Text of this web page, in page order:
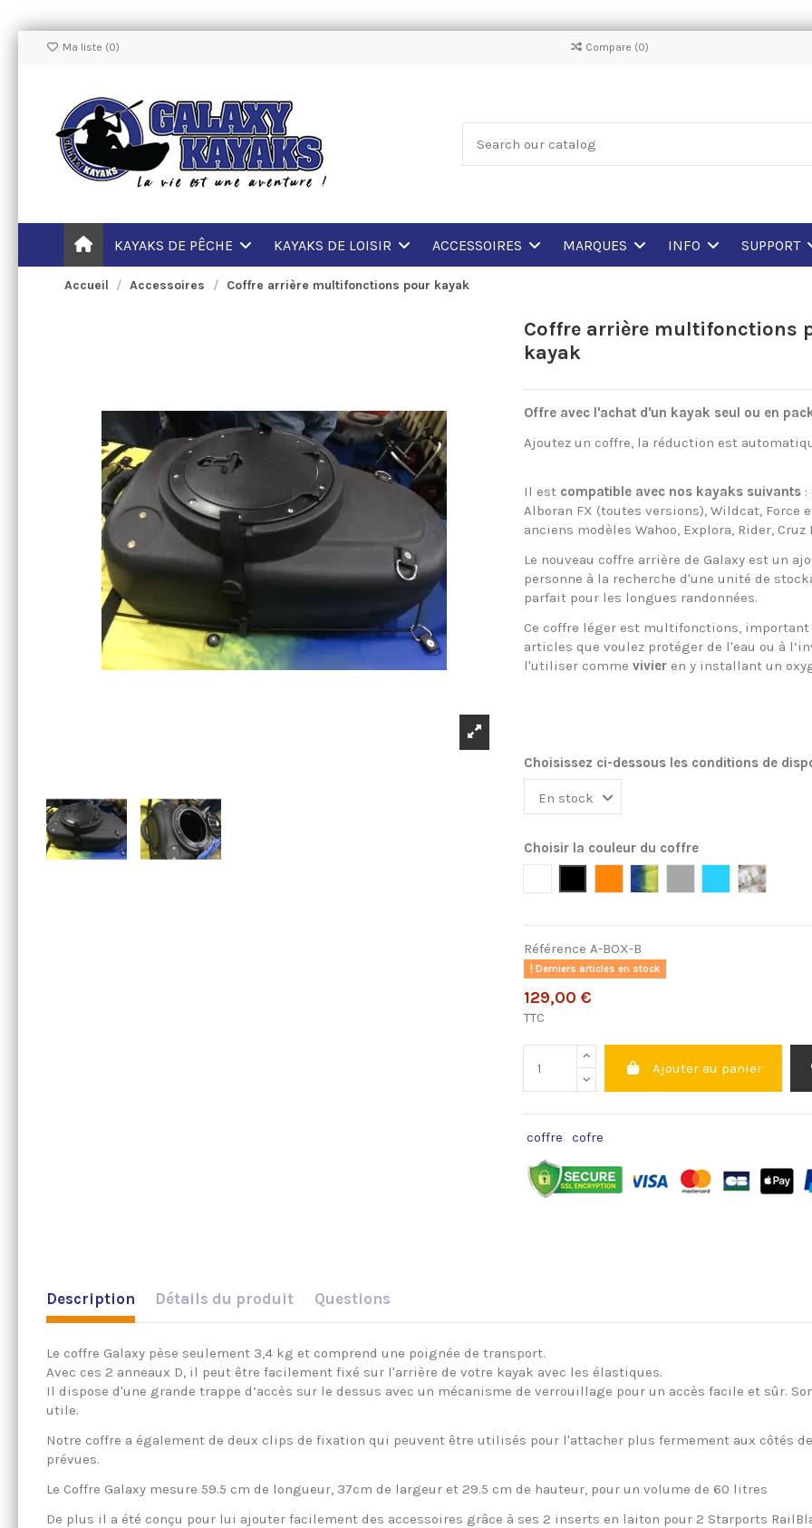
Ma liste (0) Compare (0)
KAYAKS DE PÊCHE KAYAKS DE LOISIR ACCESSOIRES MARQUES INFO SUPPORT
Accueil Accessoires Coffre arrière multifonctions pour kayak
Coffre arrière multifonctions
kayak
Offre avec l'achat d'un kayak seul ou en
Ajoutez un coffre, la réduction est
Il est compatible avec nos kayaks suivants:
Alboran FX (toutes versions), Wildcat, Force
anciens modèles Wahoo, Explora, Rider, Cruz
Le nouveau coffre arrière de Galaxy est un
personne à la recherche d'une unité de
parfait pour les longues randonnées.
Ce coffre léger est multifonctions,
articles que voulez protéger de l'eau ou à
l'utiliser comme vivier en y installant un
Choisissez ci-dessous les conditions de
Choisir la couleur du coffre
Orange Uni
TropicalGris Graphite
Bleu Paradise
Référence A-BOX-B
Derniers articles en stock
129,00 €
TTC
Ajouter au panier
coffre cofre
Description Détails du produit Questions
Le coffre Galaxy pèse seulement 3,4 kg et comprend une poignée de transport.
Avec ces 2 anneaux D, il peut être facilement fixé sur l'arrière de votre kayak avec les élastiques.
Il dispose d'une grande trappe d’accès sur le dessus avec un mécanisme de verrouillage pour un accès facile et sûr.
utile.
Notre coffre a également de deux clips de fixation qui peuvent être utilisés pour l'attacher plus fermement aux côtés
prévues.
Le Coffre Galaxy mesure 59.5 cm de longueur, 37cm de largeur et 29.5 cm de hauteur, pour un volume de 60 litres
De plus il a été conçu pour lui ajouter facilement des accessoires grâce à ses 2 inserts en laiton pour 2 Starports